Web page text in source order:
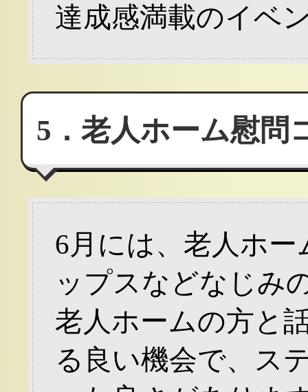
達成感満載のイベ
5．老人ホーム慰問
6月には、老人ホ
ップスなどなじみ
老人ホームの方と
る良い機会で、ス